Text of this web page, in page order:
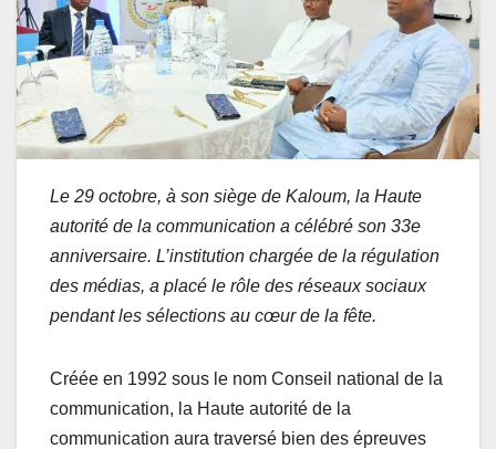
Le 29 octobre, à son siège de Kaloum, la Haute
autorité de la communication a célébré son 33e
anniversaire. L’institution chargée de la régulation
des médias, a placé le rôle des réseaux sociaux
pendant les sélections au cœur de la fête.
Créée en 1992 sous le nom Conseil national de la
communication, la Haute autorité de la
communication aura traversé bien des épreuves